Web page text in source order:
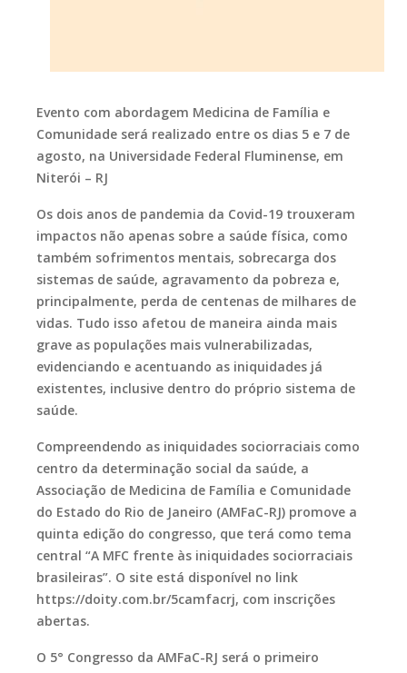
Evento com abordagem Medicina de Família e
Comunidade será realizado entre os dias 5 e 7 de
agosto, na Universidade Federal Fluminense, em
Niterói – RJ
Os dois anos de pandemia da Covid-19 trouxeram
impactos não apenas sobre a saúde física, como
também sofrimentos mentais, sobrecarga dos
sistemas de saúde, agravamento da pobreza e,
principalmente, perda de centenas de milhares de
vidas. Tudo isso afetou de maneira ainda mais
grave as populações mais vulnerabilizadas,
evidenciando e acentuando as iniquidades já
existentes, inclusive dentro do próprio sistema de
saúde.
Compreendendo as iniquidades sociorraciais como
centro da determinação social da saúde, a
Associação de Medicina de Família e Comunidade
do Estado do Rio de Janeiro (AMFaC-RJ) promove a
quinta edição do congresso, que terá como tema
central“A MFC frente às iniquidades sociorraciais
brasileiras”. O site está disponível no link
https://doity.com.br/5camfacrj, com inscrições
abertas.
O 5° Congresso da AMFaC-RJ será o primeiro